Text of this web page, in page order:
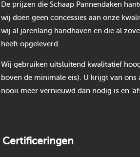
De prijzen die Schaap Pannendaken
wij doen geen concessies aan onze
wij al jarenlang handhaven en die al
heeft opgeleverd.
Wij gebruiken uitsluitend kwalitatief
boven de minimale eis). U krijgt van
nooit meer vernieuwd dan nodig is en
Certificeringen